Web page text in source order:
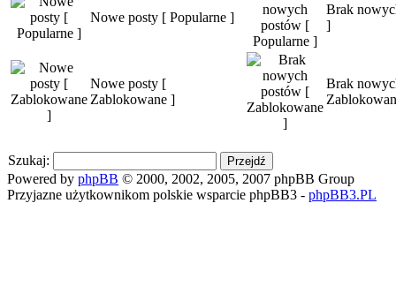
Nowe posty [ Popularne ]
Brak
]
Nowe posty [
Zablokowane ]
Brak
Szukaj:
Powered by phpBB © 2000, 2002, 2005, 2007 phpBB Group
Przyjazne użytkownikom polskie wsparcie phpBB3 - phpBB3.PL